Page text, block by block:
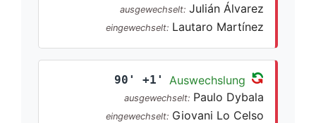
ausgewechselt: Julián Álvarez
eingewechselt: Lautaro Martínez
90' +1' Auswechslung
ausgewechselt: Paulo Dybala
eingewechselt: Giovani Lo Celso